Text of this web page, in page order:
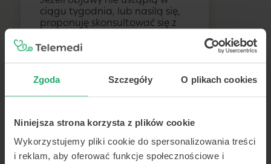
Zgoda Szczegóły O plikach cookies
Niniejsza strona korzysta z plików cookie
Wykorzystujemy pliki cookie do spersonalizowania treści
i reklam, aby oferować funkcje społecznościowe i
ciągu tygodnia, lub nasilą się,
proponuję skonsultować się z
gastroenterologiem. Czy ma